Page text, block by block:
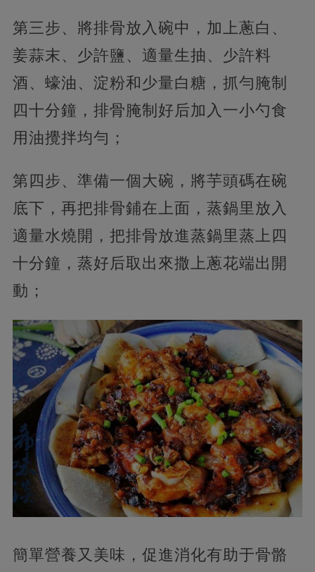
第三步、將排骨放入碗中，加上蔥白、
姜蒜末、少許鹽、適量生抽、少許料
酒、蠔油、淀粉和少量白糖，抓勻腌制
四十分鐘，排骨腌制好后加入一小勺食
用油攪拌均勻；
第四步、準備一個大碗，將芋頭碼在碗
底下，再把排骨鋪在上面，蒸鍋里放入
適量水燒開，把排骨放進蒸鍋里蒸上四
十分鐘，蒸好后取出來撒上蔥花端出開
動；
簡單營養又美味，促進消化有助于骨骼